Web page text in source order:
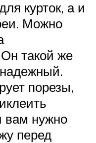
курток, а и
Можно
такой же
порезы,
вам нужно
перед